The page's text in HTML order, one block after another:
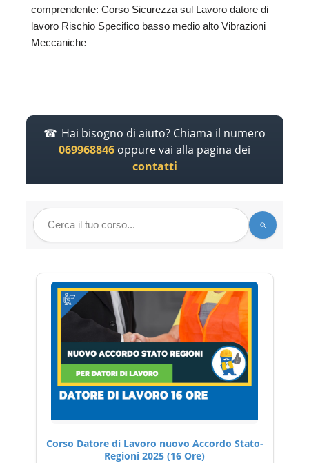
comprendente: Corso Sicurezza sul Lavoro datore di
lavoro Rischio Specifico basso medio alto Vibrazioni
Meccaniche
Hai bisogno di aiuto? Chiama il numero
069968846 oppure vai alla pagina dei
contatti
Corso Datore di Lavoro nuovo Accordo Stato-
Regioni 2025 (16 Ore)